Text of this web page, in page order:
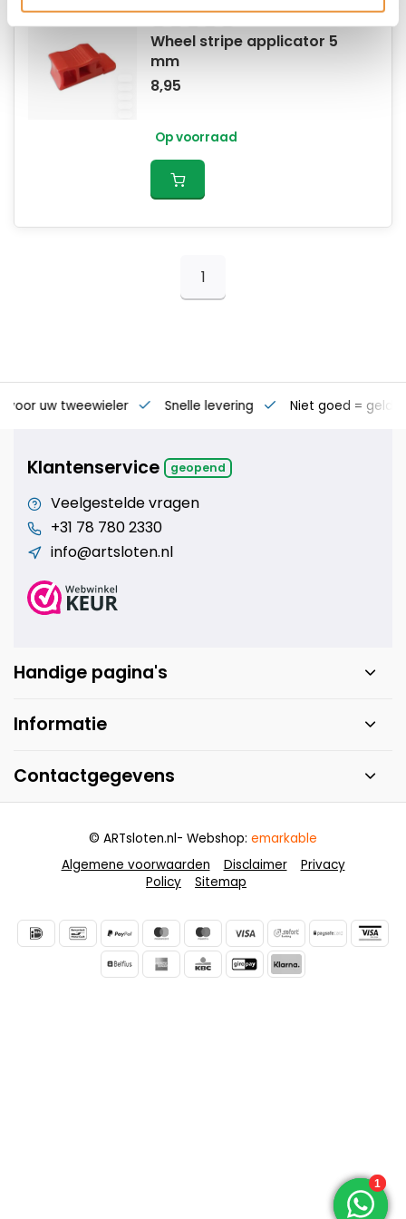
Wheel stripe applicator 5
mm
8,95
Op voorraad
1
voor uw tweewieler Snelle levering Niet goed = geld
Klantenservice geopend
Veelgestelde vragen
+31 78 780 2330
info@artsloten.nl
Handige pagina's
Informatie
Contactgegevens
Algemene voorwaarden Disclaimer
Privacy
Policy
Sitemap
© ARTsloten.nl- Webshop: emarkable